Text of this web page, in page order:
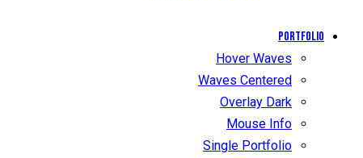
Portfolio
Hover Waves
Waves Centered
Overlay Dark
Mouse Info
Single Portfolio